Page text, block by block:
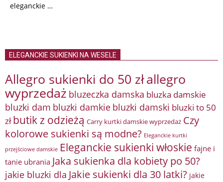
eleganckie …
ELEGANCKIE SUKIENKI NA WESELE
Allegro sukienki do 50 złallegro
wyprzedaż bluzeczka damska bluzka damskie
bluzki dam bluzki damkie bluzki damski bluzki to 50
zł butik z odzieżą Carry kurtki damskie wyprzedaż Czy
kolorowe sukienki są modne? Eleganckie kurtki
przejściowe damskie Eleganckie sukienki włoskie fajne i
tanie ubrania Jaka sukienka dla kobiety po 50?
jakie bluzki dla Jakie sukienki dla 30 latki? jakie